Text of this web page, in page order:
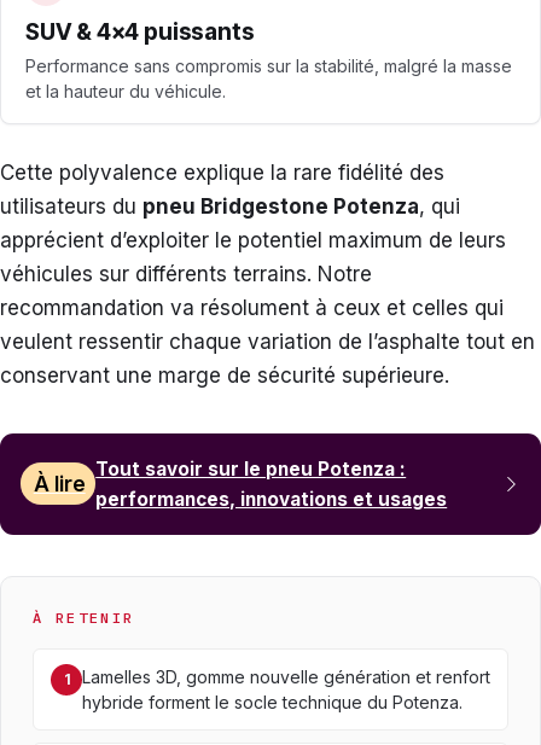
SUV & 4×4 puissants
Performance sans compromis sur la stabilité, malgré la masse
et la hauteur du véhicule.
Cette polyvalence explique la rare fidélité des
utilisateurs du pneu Bridgestone Potenza, qui
apprécient d’exploiter le potentiel maximum de leurs
véhicules sur différents terrains. Notre
recommandation va résolument à ceux et celles qui
veulent ressentir chaque variation de l’asphalte tout en
conservant une marge de sécurité supérieure.
À lire
Tout savoir sur le pneu Potenza :
performances, innovations et usages
À RETENIR
1
Lamelles 3D, gomme nouvelle génération et renfort
hybride forment le socle technique du Potenza.